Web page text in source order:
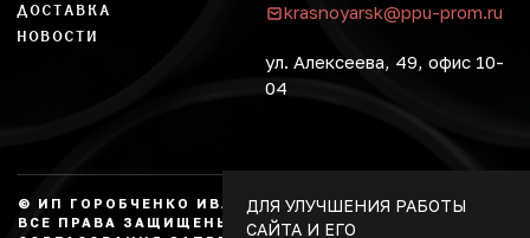
ДОСТАВКА
НОВОСТИ
krasnoyarsk@ppu-prom.ru
ул. Алексеева, 49, офис 10-
04
© ИП ГОРОБЧЕНКО ИВАН АЛЕКСАНДРОВИЧ, 2026.
ВСЕ ПРАВА ЗАЩИЩЕНЫ, КОПИРОВАНИЕ БЕЗ
ДЛЯ УЛУЧШЕНИЯ РАБОТЫ
САЙТА И ЕГО